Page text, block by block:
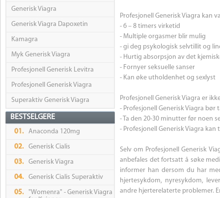
Generisk Viagra
Generisk Viagra Dapoxetin
Kamagra
Myk Generisk Viagra
Profesjonell Generisk Levitra
Profesjonell Generisk Viagra
Superaktiv Generisk Viagra
BESTSELGERE
01. Anaconda 120mg
02. Generisk Cialis
03. Generisk Viagra
04. Generisk Cialis Superaktiv
05.
"Womenra" - Generisk Viagra
Profesjonell Generisk Viagra kan
- 6 – 8 timers virketid
- Multiple orgasmer blir mulig
- gi deg psykologisk selvtillit og
- Hurtig absorpsjon av det
- Fornyer seksuelle sanser
- Kan øke utholdenhet og sexlyst
Profesjonell Generisk Viagra er
- Profesjonell Generisk Viagra
- Ta den 20-30 minutter før noen
- Profesjonell Generisk Viagra
Selv om Profesjonell Generisk
anbefales det fortsatt å søke
informer han dersom du har
hjertesykdom, nyresykdom,
andre hjerterelaterte problemer.